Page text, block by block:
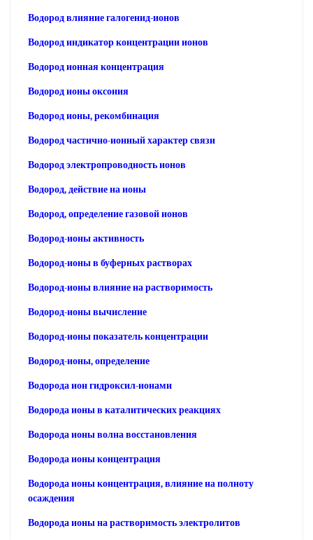
Водород влияние галогенид-ионов
Водород индикатор концентрации ионов
Водород ионная концентрация
Водород ионы оксония
Водород ионы, рекомбинация
Водород частично-ионный характер связи
Водород электропроводность ионов
Водород, действие на ионы
Водород, определение газовой ионов
Водород-ионы активность
Водород-ионы в буферных растворах
Водород-ионы влияние на растворимость
Водород-ионы вычисление
Водород-ионы показатель концентрации
Водород-ионы, определение
Водорода ион гидроксил-ионами
Водорода ионы в каталитических реакциях
Водорода ионы волна восстановления
Водорода ионы концентрация
Водорода ионы концентрация, влияние на полноту
осаждения
Водорода ионы на растворимость электролитов